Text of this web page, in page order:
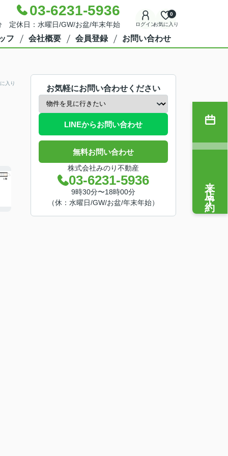
03-6231-5936
定休日：水曜日/GW/お盆/年末年始 ログインお気に入り
0
フ 会社概要 会員登録 お問い合わせ
入り
お気軽にお問い合わせください
LINEからお問い合わせ
無料お問い合わせ
株式会社みのり不動産
03-6231-5936
9時30分〜18時00分
（休：水曜日/GW/お盆/年末年始）
来店予約